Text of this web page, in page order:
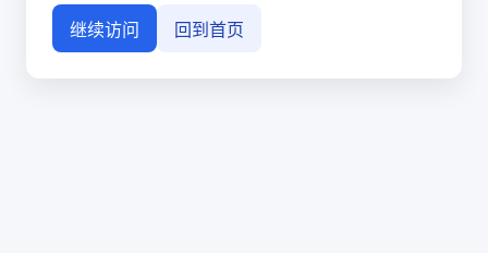
继续访问 回到首页